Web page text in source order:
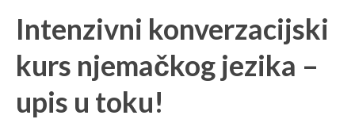
Intenzivni konverzacijski
kurs njemačkog jezika –
upis u toku!